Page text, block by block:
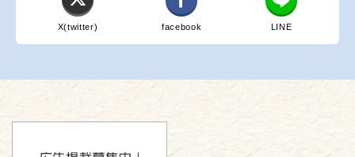
X(twitter) facebook LINE